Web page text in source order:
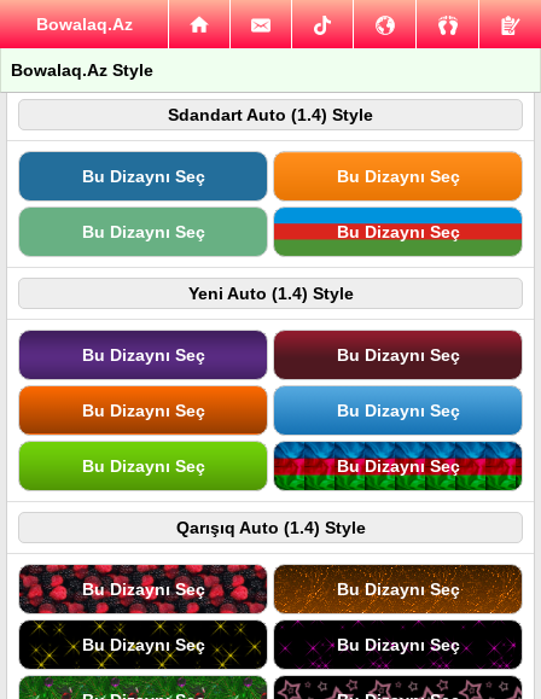
Bowalaq.Az
Bowalaq.Az Style
Sdandart Auto (1.4) Style
Bu Dizaynı Seç Bu Dizaynı Seç
Bu Dizaynı Seç Bu Dizaynı Seç
Yeni Auto (1.4) Style
Bu Dizaynı Seç Bu Dizaynı Seç
Bu Dizaynı Seç Bu Dizaynı Seç
Bu Dizaynı Seç Bu Dizaynı Seç
Qarışıq Auto (1.4) Style
Bu Dizaynı Seç Bu Dizaynı Seç
Bu Dizaynı Seç Bu Dizaynı Seç